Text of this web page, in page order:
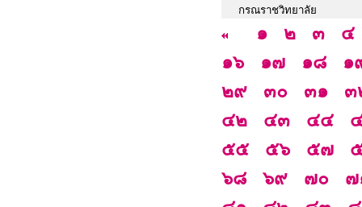
กรณราชวิทยาลัย
๑ ๒ ๓
๔
๑๖
๑๗ ๑๘
๑
๒๙
๓๐ ๓๑
๓
๔๒
๔๓ ๔๔
๕๕
๕๖ ๕๗
๖๘
๖๙ ๗๐
๗